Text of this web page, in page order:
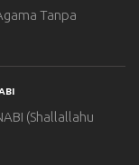
Tanpa
(Shallallahu